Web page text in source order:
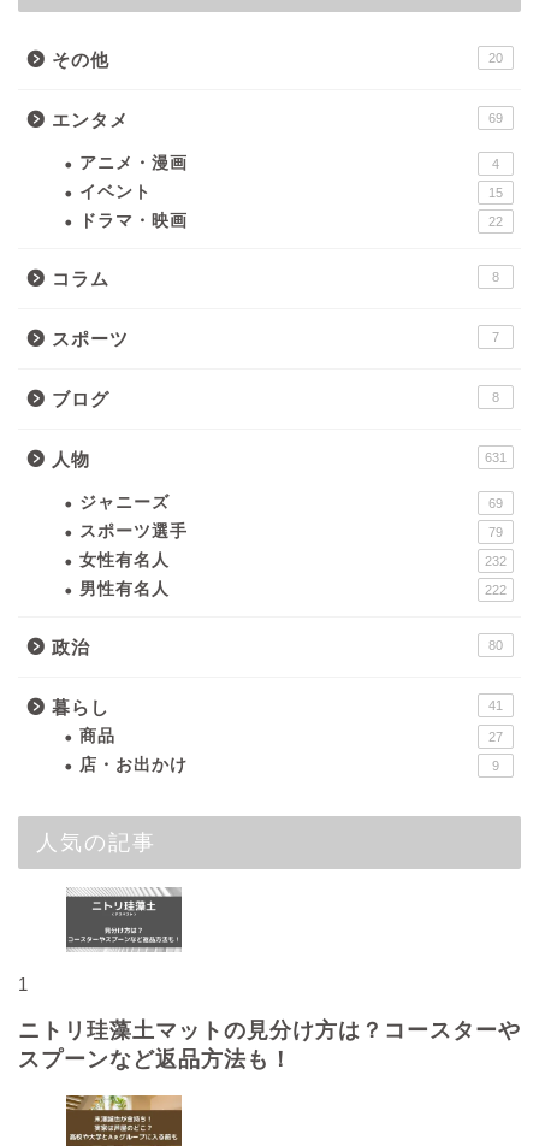
その他 20
エンタメ 69
アニメ・漫画 4
イベント 15
ドラマ・映画 22
コラム 8
スポーツ 7
ブログ 8
人物 631
ジャニーズ 69
スポーツ選手 79
女性有名人 232
男性有名人 222
政治 80
暮らし 41
商品 27
店・お出かけ 9
人気の記事
1
ニトリ珪藻土マットの見分け方は？コースターや
スプーンなど返品方法も！